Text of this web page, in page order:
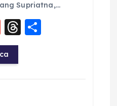
Supriatna,…
G
m
ai
l
T
a re